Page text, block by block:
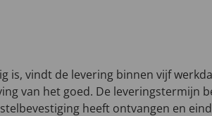
is, vindt de levering binnen vijf
van het goed. De leveringstermijn
heeft ontvangen en